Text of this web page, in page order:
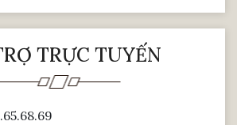
TRỰC TUYẾN